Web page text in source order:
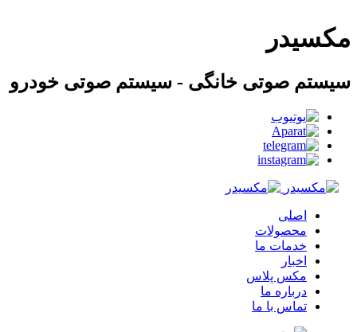
مکسیدر
سیستم صوتی خانگی - سیستم صوتی خودرو
اصلی
محصولات
خدمات ما
اخبار
مکس پلاس
درباره ما
تماس با ما